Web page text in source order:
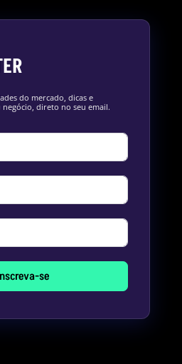
do mercado, dicas e
negócio, direto no seu email.
se